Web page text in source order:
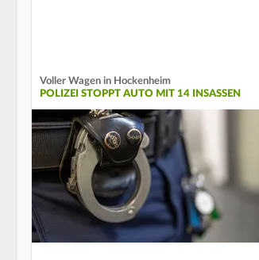
Voller Wagen in Hockenheim
POLIZEI STOPPT AUTO MIT 14 INSASSEN